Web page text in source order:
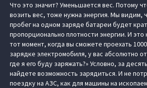
Что это значит? Уменьшается вес. Потому
возить вес, тоже нужна энергия. Мы видим,
пробег на одном заряде батареи будет
пропорционально плотности энергии. И это
тот момент, когда вы сможете проехать
зарядке электромобиля, у вас абсолютно
где я его буду заряжать?» Условно, за
найдете возможность зарядиться. И не
поездку на АЗС, как для машины на